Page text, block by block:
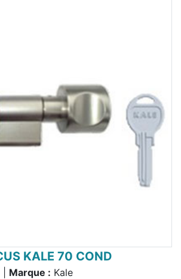
KALE 70 COND
Marque : Kale